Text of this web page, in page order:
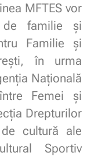
MFTES vor
de familie și
Familie și
în urma
Națională
Femei și
Drepturilor
cultură ale
Sportiv